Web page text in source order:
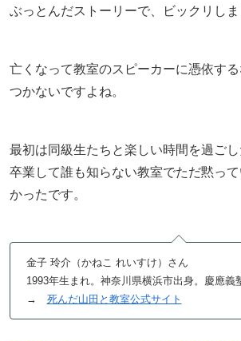
ぶっとんだストーリーで、ビックリしま
亡くなって教室のスピーカーに憑依す
つかないですよね。
最初は同級生たちと楽しい時間を過ごし
卒業して誰も知らない教室でただ黙っ
かったです。
金子 玲介（かねこ れいすけ）さん
1993年生まれ。神奈川県横浜市出身。慶應義
→ 死んだ山田と教室公式サイト